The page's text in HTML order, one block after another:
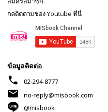
กดติดตามช่อง Youtube ที่นี่
ข้อมูลติดต่อ
phone 02-294-8777
mail
no-reply@misbook.com
@misbook